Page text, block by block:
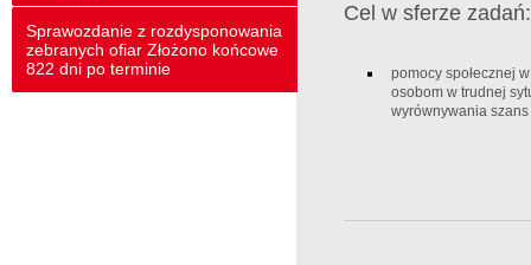
Sprawozdanie z rozdysponowania
zebranych ofiar Złożono końcowe
822 dni po terminie
Cel w sferze zadań:
pomocy społecznej
osobom w trudnej
wyrównywania